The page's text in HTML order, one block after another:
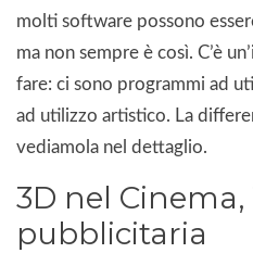
molti software possono
ma non sempre è così. C’è
fare: ci sono programmi ad
ad utilizzo artistico. La
vediamola nel dettaglio.
3D nel Cinema,
pubblicitaria